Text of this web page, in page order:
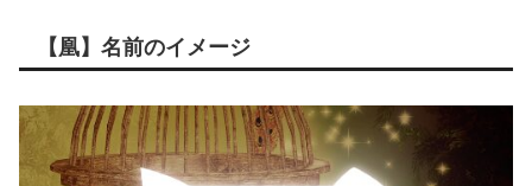
【凰】名前のイメージ